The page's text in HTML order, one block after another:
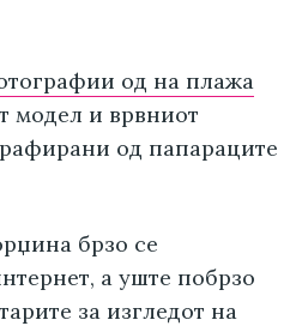
од на плажа
модел и врвниот
од папараците
брзо се
а уште побрзо
за изгледот на